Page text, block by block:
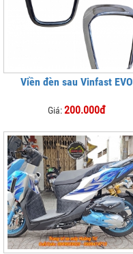
Viền đèn sau Vinfast EVO
Giá:200.000đ